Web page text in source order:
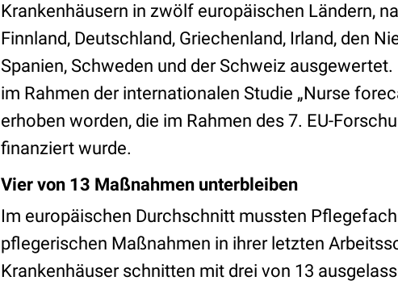
Krankenhäusern in zwölf europäischen Ländern,
Finnland, Deutschland, Griechenland, Irland, den
Spanien, Schweden und der Schweiz
im Rahmen der internationalen Studie „Nurse
erhoben worden, die im Rahmen des 7. EU-
finanziert wurde.
Vier von 13 Maßnahmen unterbleiben
Im europäischen Durchschnitt mussten
pflegerischen Maßnahmen in ihrer letzten
Krankenhäuser schnitten mit drei von 13